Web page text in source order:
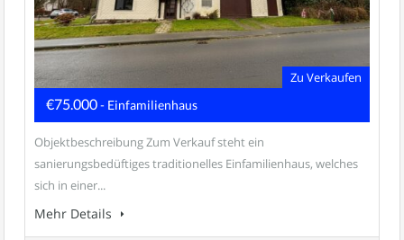
Zu Verkaufen
€75.000- Einfamilienhaus
Objektbeschreibung Zum Verkauf steht ein
sanierungsbedüftiges traditionelles Einfamilienhaus, welches
sich in einer...
Mehr Details